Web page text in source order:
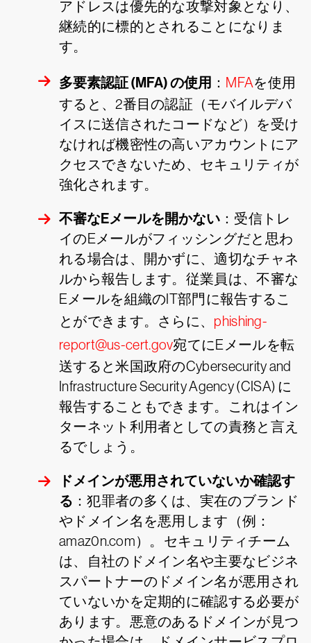
アドレスは優先的な攻撃対象となり、
継続的に標的とされることになりま
す。
多要素認証 (MFA) の使用 ： MFAを使用
すると、2番目の認証（モバイルデバ
イスに送信されたコードなど）を受け
なければ機密性の高いアカウントにア
クセスできないため、セキュリティが
強化されます。
不審なEメールを開かない ：受信トレ
イのEメールがフィッシングだと思わ
れる場合は、開かずに、適切なチャネ
ルから報告します。従業員は、不審な
Eメールを組織のIT部門に報告するこ
とができます。さらに、 phishing-
report@us-cert.gov宛てにEメールを転
送すると米国政府のCybersecurity and
Infrastructure Security Agency (CISA) に
報告することもできます。これはイン
ターネット利用者としての責務と言え
るでしょう。
ドメインが悪用されていないか確認す
る ：犯罪者の多くは、実在のブランド
やドメイン名を悪用します（例：
amaz0n.com）。セキュリティチーム
は、自社のドメイン名や主要なビジネ
スパートナーのドメイン名が悪用され
ていないかを定期的に確認する必要が
あります。悪意のあるドメインが見つ